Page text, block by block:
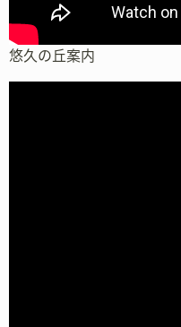
悠久の丘案内